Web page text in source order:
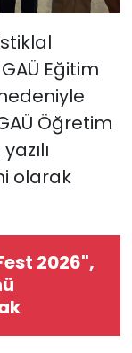
Eğitim
Öğretim
olarak
2026",